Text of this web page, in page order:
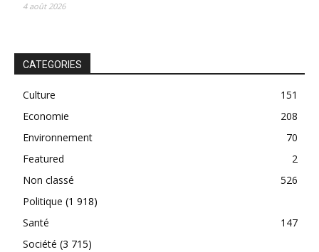
4 août 2026
CATEGORIES
Culture
151
Economie
208
Environnement
70
Featured
2
Non classé
526
Politique (1 918)
Santé
147
Société (3 715)